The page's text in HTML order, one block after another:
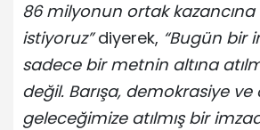
86 milyonun ortak
istiyoruz”diyerek, “Bugün bir
sadece bir metnin altına
değil. Barışa, demokrasiye ve
geleceğimize atılmış bir